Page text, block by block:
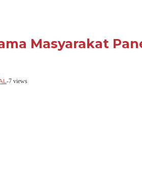
Masyarakat
-7 views